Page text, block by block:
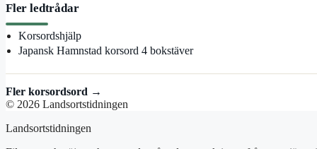
Fler ledtrådar
Korsordshjälp
Japansk Hamnstad korsord 4 bokstäver
Fler korsordsord →
© 2026 Landsortstidningen
Landsortstidningen